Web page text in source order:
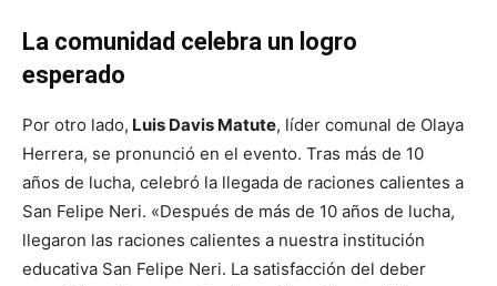
La comunidad celebra un logro
esperado
Por otro lado, Luis Davis Matute, líder comunal de Olaya
Herrera, se pronunció en el evento. Tras más de 10
años de lucha, celebró la llegada de raciones calientes a
San Felipe Neri. «Después de más de 10 años de lucha,
llegaron las raciones calientes a nuestra institución
educativa San Felipe Neri. La satisfacción del deber